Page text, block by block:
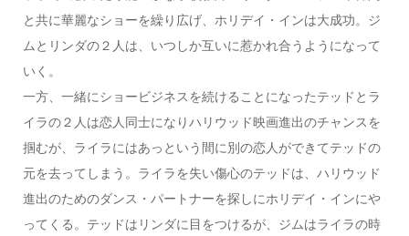
と共に華麗なショーを繰り広げ、ホリデイ・インは大成功。ジ
ムとリンダの２人は、いつしか互いに惹かれ合うようになって
いく。
一方、一緒にショービジネスを続けることになったテッドとラ
イラの２人は恋人同士になりハリウッド映画進出のチャンスを
掴むが、ライラにはあっという間に別の恋人ができてテッドの
元を去ってしまう。ライラを失い傷心のテッドは、ハリウッド
進出のためのダンス・パートナーを探しにホリデイ・インにや
ってくる。テッドはリンダに目をつけるが、ジムはライラの時